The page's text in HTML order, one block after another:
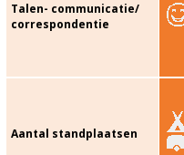
Talen- communicatie/
correspondentie
Aantal standplaatsen